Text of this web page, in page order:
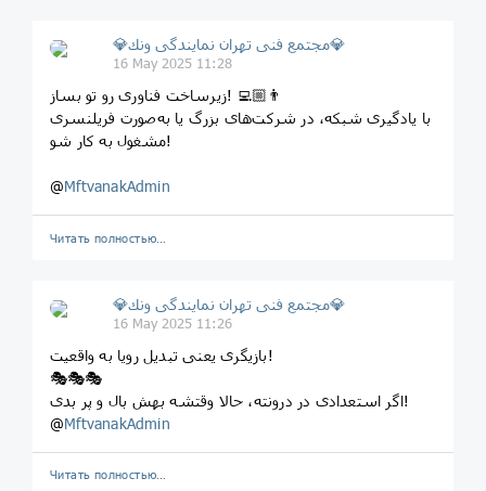
💎مجتمع فنى تهران نمايندگى ونك💎
16 May 2025 11:28
زیرساخت فناوری رو تو بساز! 👨🏼‍💻
با یادگیری شبکه، در شرکت‌های بزرگ یا به‌صورت فریلنسری
مشغول به کار شو!
@MftvanakAdmin
Читать полностью…
💎مجتمع فنى تهران نمايندگى ونك💎
16 May 2025 11:26
بازیگری یعنی تبدیل رویا به واقعیت!
🎭🎭🎭
اگر استعدادی در درونته، حالا وقتشه بهش بال و پر بدی!
@MftvanakAdmin
Читать полностью…